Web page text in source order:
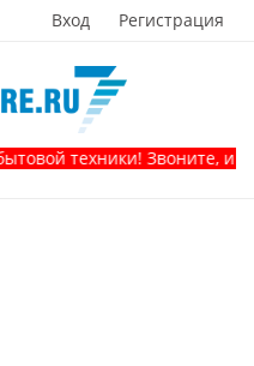
Вход Регистрация
Звоните, и